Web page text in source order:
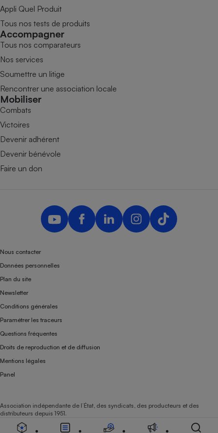
Appli Quel Produit
Tous nos tests de produits
Accompagner
Tous nos comparateurs
Nos services
Soumettre un litige
Rencontrer une association locale
Mobiliser
Combats
Victoires
Devenir adhérent
Devenir bénévole
Faire un don
Nous contacter
Données personnelles
Plan du site
Newsletter
Conditions générales
Paramétrer les traceurs
Questions fréquentes
Droits de reproduction et de diffusion
Mentions légales
Panel
Association indépendante de l’État, des syndicats, des producteurs et des
distributeurs depuis 1951.